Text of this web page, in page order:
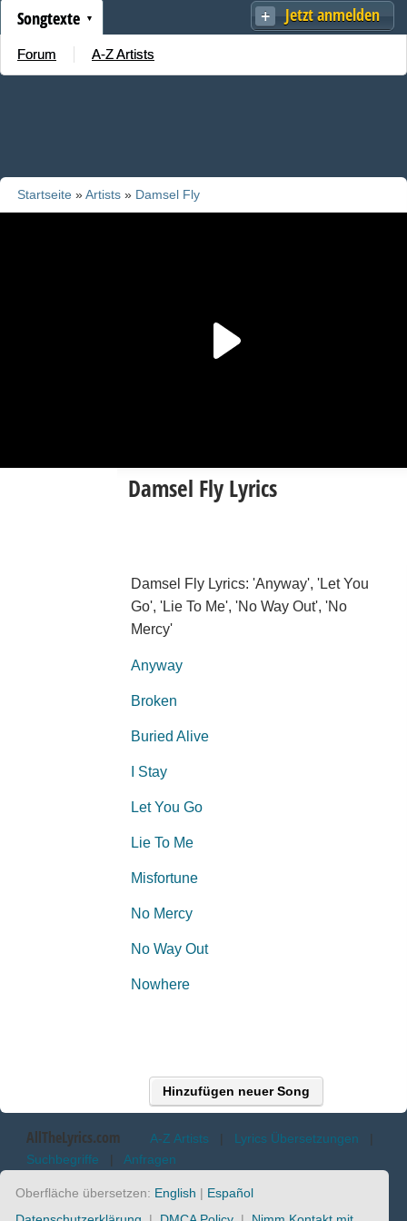
Jetzt anmelden
Songtexte
Forum A-Z Artists
Startseite »Artists » Damsel Fly
Damsel Fly Lyrics
Damsel Fly Lyrics: 'Anyway', 'Let You
Go', 'Lie To Me', 'No Way Out', 'No
Mercy'
Anyway
Broken
Buried Alive
I Stay
Let You Go
Lie To Me
Misfortune
No Mercy
No Way Out
Nowhere
Hinzufügen neuer Song
AllTheLyrics.com A-Z Artists | Lyrics Übersetzungen |
Suchbegriffe | Anfragen
Oberfläche übersetzen: English | Español